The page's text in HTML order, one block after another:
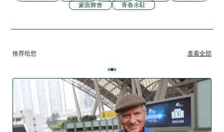
蒙面舞會
青春永駐
推荐给您 查看全部